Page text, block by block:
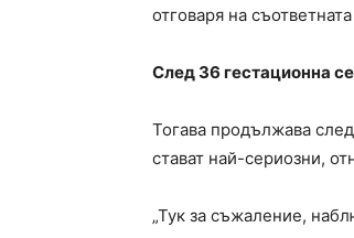
отговаря на
След 36 гестационна
Тогава продължава
стават най-сериозни,
„Тук за съжаление,